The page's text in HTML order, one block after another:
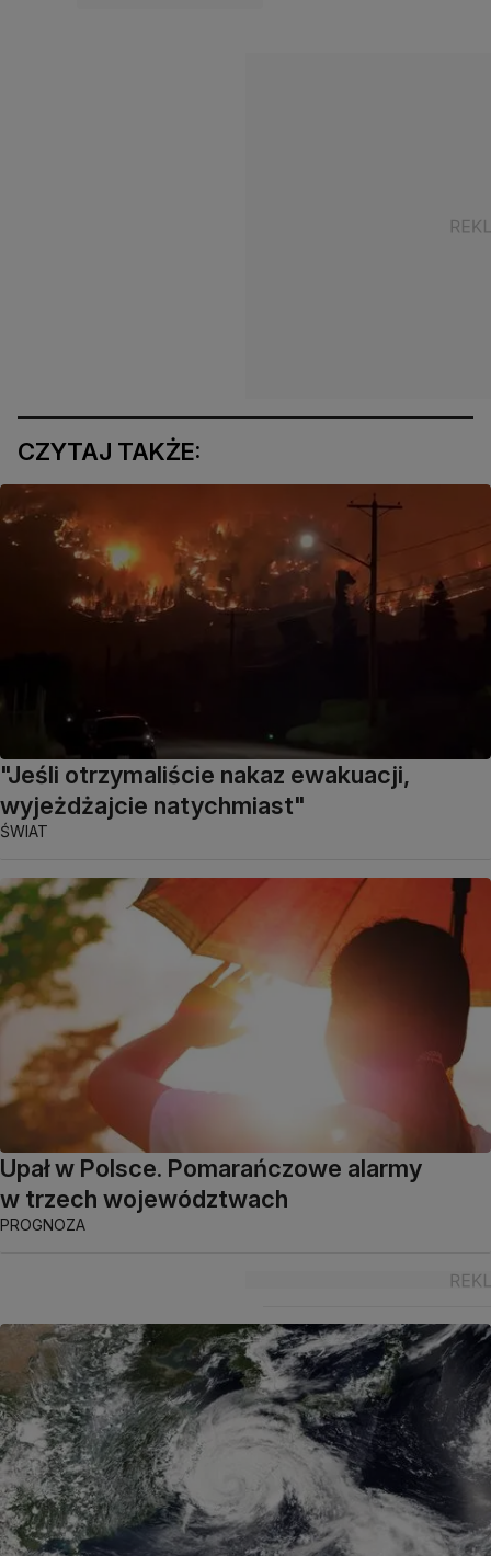
CZYTAJ TAKŻE:
"Jeśli otrzymaliście nakaz ewakuacji,
wyjeżdżajcie natychmiast"
ŚWIAT
Upał w Polsce. Pomarańczowe alarmy
w trzech województwach
PROGNOZA